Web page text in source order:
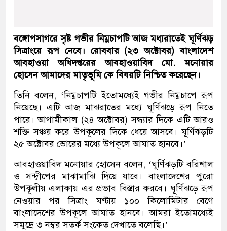
বঙ্গোপসাগরে সৃষ্ট গভীর নিম্নচাপটি আজ মধ্যরাতেই ঘূর্ণিঝড়
সিত্রাংয়ে রূপ নেবে। রোববার (২৩ অক্টোবর) বাংলাদেশ
আবহাওয়া অধিদপ্তরের আবহাওয়াবিদ মো. মনোয়ার
হোসেন আমাদের মাতৃভূমি কে বিষয়টি নিশ্চিত করেছেন।
তিনি বলেন, ‘নিম্নচাপটি ইতোমধ্যেই গভীর নিম্নচাপে রূপ
নিয়েছে। এটি আজ মাঝরাতের মধ্যে ঘূর্ণিঝড়ে রূপ নিতে
পারে। আগামীকাল (২৪ অক্টোবর) সন্ধ্যার দিকে এটি আরও
শক্তি সঞ্চয় করে উপকূলের দিকে ধেয়ে আসবে। ঘূর্ণিঝড়টি
২৫ অক্টোবর ভোরের মধ্যে উপকূলে আঘাত হানবে।’
আবহাওয়াবিদ মনোয়ার হোসেন বলেন, ‘ঘূর্ণিঝড়টি বরিশাল
ও সন্দ্বীপের মাঝামাঝি দিয়ে যাবে। বাংলাদেশের পুরো
উপকূলীয় এলাকায় এর প্রভাব বিস্তার করবে। ঘূর্ণিঝড়ে রূপ
নেওয়ার পর সিত্রাং ঘণ্টায় ১০০ কিলোমিটার বেগে
বাংলাদেশের উপকূলে আঘাত হানবে। আমরা ইতোমধ্যেই
সমুদ্রে ৩ নম্বর সতর্ক সংকেত দেখাতে বলেছি।’